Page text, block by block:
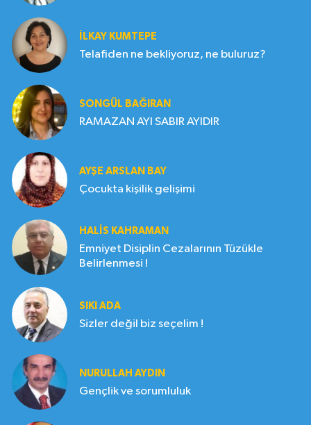
İLKAY KUMTEPE
Telafiden ne bekliyoruz, ne buluruz?
SONGÜL BAĞIRAN
RAMAZAN AYI SABIR AYIDIR
AYŞE ARSLAN BAY
Çocukta kişilik gelişimi
HALIS KAHRAMAN
Emniyet Disiplin Cezalarının Tüzükle
Belirlenmesi !
SIKI ADA
Sizler değil biz seçelim !
NURULLAH AYDIN
Gençlik ve sorumluluk